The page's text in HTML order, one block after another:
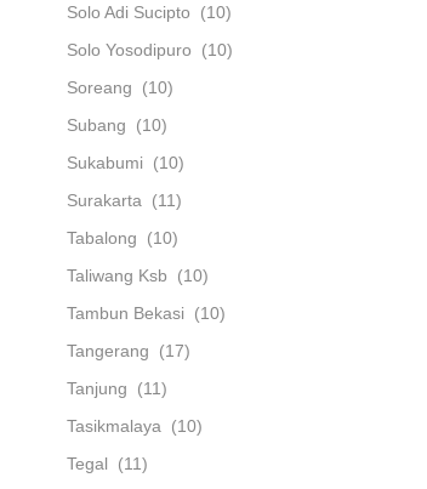
Solo Adi Sucipto
(10)
Solo Yosodipuro
(10)
Soreang
(10)
Subang
(10)
Sukabumi
(10)
Surakarta
(11)
Tabalong
(10)
Taliwang Ksb
(10)
Tambun Bekasi
(10)
Tangerang
(17)
Tanjung
(11)
Tasikmalaya
(10)
Tegal
(11)